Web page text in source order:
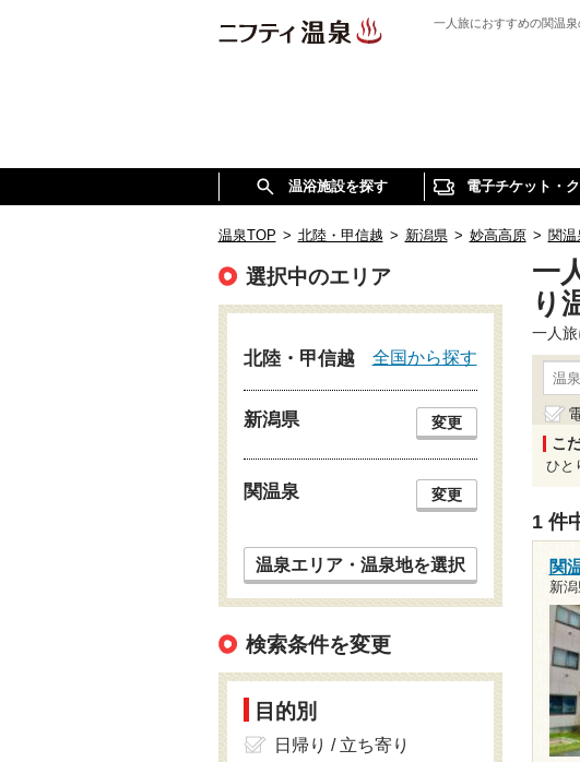
一人旅におすすめの関温
温浴施設を探す 電子チケット・
温泉TOP > 北陸・甲信越 > 新潟県 > 妙高高原 > 関温
一
り
一人
こ
ひと
1 件
関
新
選択中のエリア
北陸・甲信越 全国から探す
新潟県 変更
関温泉 変更
温泉エリア・温泉地を選択
検索条件を変更
目的別
日帰り / 立ち寄り